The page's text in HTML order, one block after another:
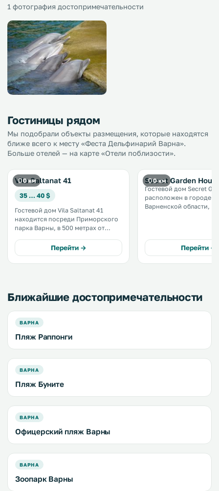
1 фотография достопримечательности
Гостиницы рядом
Мы подобрали объекты размещения, которые находятся
ближе всего к месту «Феста Дельфинарий Варна».
Больше отелей — на карте «Отели поблизости».
0 км
Vila Saltanat 41
35 … 40 $
Гостевой дом Vila Saltanat 41
находится посреди Приморского
парка Варны, в 500 метрах от
с бассейном и терраса с открытой
площадкой для барбекю. .
Перейти →
0 км
Secret Garden
Гостевой дом Secret
расположен в городе
Варненской области, в
площадка, бесплатный
всей территории и
Перейти →
Ближайшие достопримечательности
ВАРНА
Пляж Раппонги
ВАРНА
Пляж Буните
ВАРНА
Офицерский пляж Варны
ВАРНА
Зоопарк Варны